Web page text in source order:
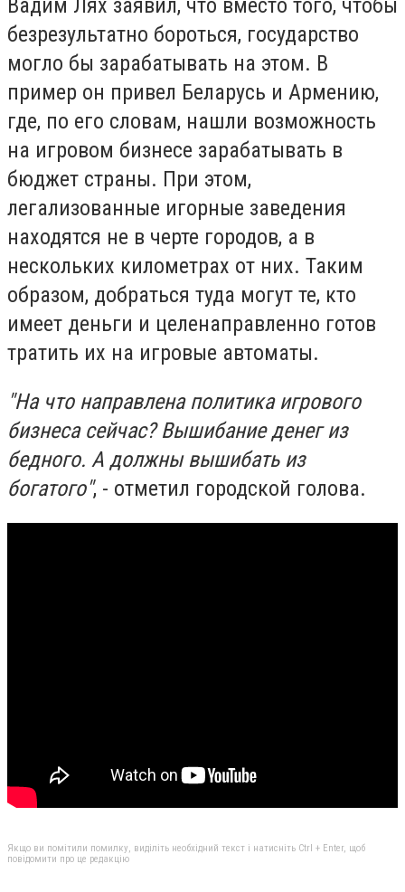
Вадим Лях заявил, что вместо того, чтобы
безрезультатно бороться, государство
могло бы зарабатывать на этом. В
пример он привел Беларусь и Армению,
где, по его словам, нашли возможность
на игровом бизнесе зарабатывать в
бюджет страны. При этом,
легализованные игорные заведения
находятся не в черте городов, а в
нескольких километрах от них. Таким
образом, добраться туда могут те, кто
имеет деньги и целенаправленно готов
тратить их на игровые автоматы.
"На что направлена политика игрового
бизнеса сейчас? Вышибание денег из
бедного. А должны вышибать из
богатого", - отметил городской голова.
Якщо ви помітили помилку, виділіть необхідний текст і натисніть Ctrl + Enter, щоб
повідомити про це редакцію